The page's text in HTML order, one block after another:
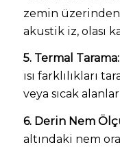
zemin
akustik iz, olası
5. Termal Tarama:
ısı farklılıkları
veya sıcak
6. Derin Nem
altındaki nem